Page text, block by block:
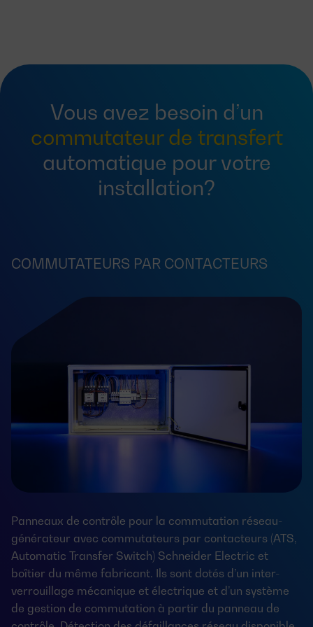
Vous avez besoin d’un
commutateur de transfert
automatique pour votre
installation?
COMMUTATEURS PAR CONTACTEURS
Panneaux de contrôle pour la commutation réseau-
générateur avec commutateurs par contacteurs (ATS,
Automatic Transfer Switch) Schneider Electric et
boîtier du même fabricant. Ils sont dotés d’un inter-
verrouillage mécanique et électrique et d’un système
de gestion de commutation à partir du panneau de